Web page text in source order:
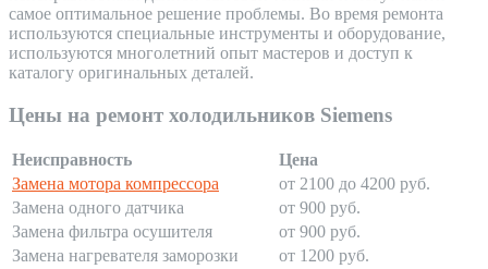
самое оптимальное решение проблемы. Во время ремонта
используются специальные инструменты и оборудование,
используются многолетний опыт мастеров и доступ к
каталогу оригинальных деталей.
Цены на ремонт холодильников Siemens
Неисправность
Цена
Замена мотора компрессора
от 2100 до 4200 руб.
Замена одного датчика
от 900 руб.
Замена фильтра осушителя
от 900 руб.
Замена нагревателя заморозки
от 1200 руб.